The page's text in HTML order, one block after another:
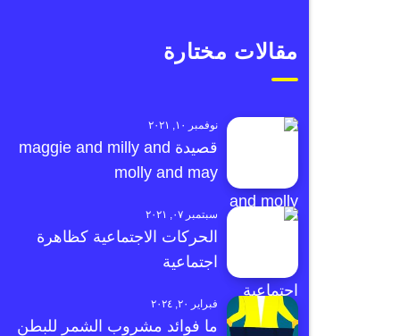
مقالات مختارة
نوفمبر ١٠, ٢٠٢١
قصيدة maggie and milly and
molly and may
سبتمبر ٠٧, ٢٠٢١
الحركات الاجتماعية كظاهرة
اجتماعية
فبراير ٢٠, ٢٠٢٤
ما فوائد مشروب الشمر للبطن